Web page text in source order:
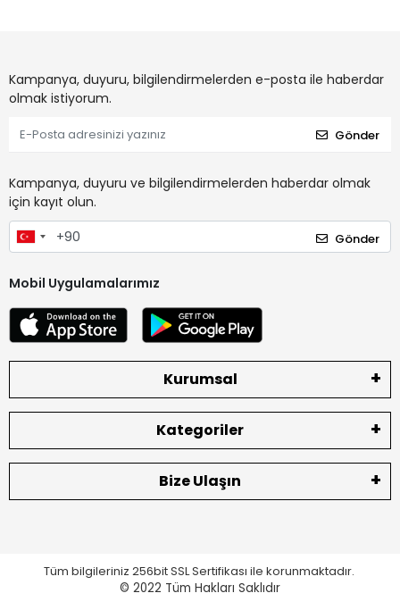
Kampanya, duyuru, bilgilendirmelerden e-posta ile haberdar
olmak istiyorum.
Gönder
Kampanya, duyuru ve bilgilendirmelerden haberdar olmak
için kayıt olun.
Gönder
Mobil Uygulamalarımız
Kurumsal
Kategoriler
Bize Ulaşın
Tüm bilgileriniz 256bit SSL Sertifikası ile korunmaktadır.
© 2022 Tüm Hakları Saklıdır